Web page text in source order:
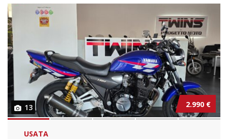
13 2.990 €
USATA